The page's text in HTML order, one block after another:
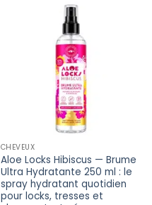
CHEVEUX
Aloe Locks Hibiscus — Brume
Ultra Hydratante 250 ml : le
spray hydratant quotidien
pour locks, tresses et